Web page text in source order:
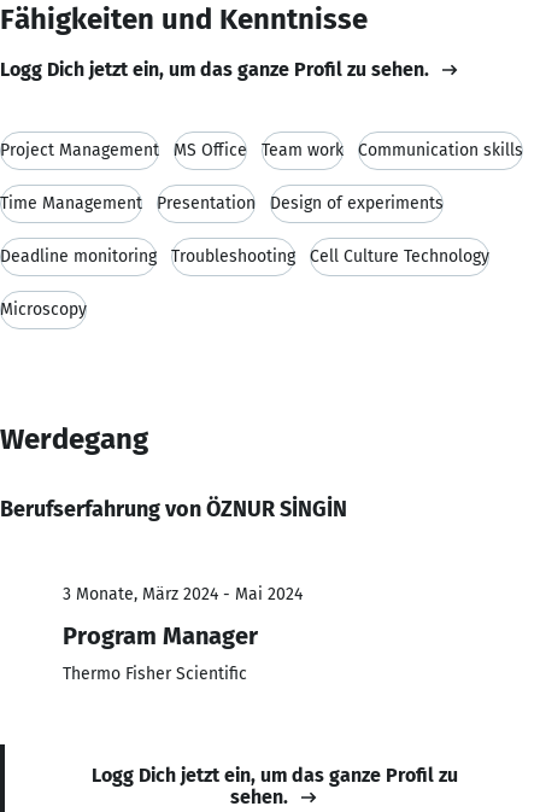
Fähigkeiten und Kenntnisse
Logg Dich jetzt ein, um das ganze Profil zu sehen.
Project Management MS Office Team work Communication skills
Time Management Presentation Design of experiments
Deadline monitoring Troubleshooting Cell Culture Technology
Microscopy
Werdegang
Berufserfahrung von ÖZNUR SİNGİN
3 Monate, März 2024 - Mai 2024
Program Manager
Thermo Fisher Scientific
Logg Dich jetzt ein, um das ganze Profil zu
sehen.